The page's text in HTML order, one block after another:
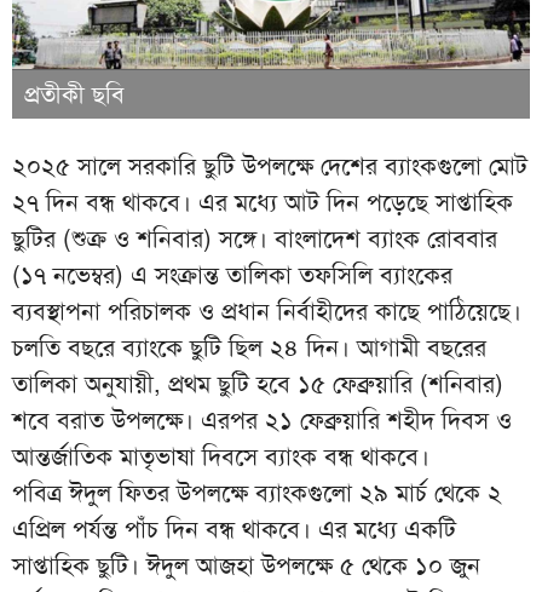
প্রতীকী ছবি
২০২৫ সালে সরকারি ছুটি উপলক্ষে দেশের ব্যাংকগুলো মোট
২৭ দিন বন্ধ থাকবে। এর মধ্যে আট দিন পড়েছে সাপ্তাহিক
ছুটির (শুক্র ও শনিবার) সঙ্গে। বাংলাদেশ ব্যাংক রোববার
(১৭ নভেম্বর) এ সংক্রান্ত তালিকা তফসিলি ব্যাংকের
ব্যবস্থাপনা পরিচালক ও প্রধান নির্বাহীদের কাছে পাঠিয়েছে।
চলতি বছরে ব্যাংকে ছুটি ছিল ২৪ দিন। আগামী বছরের
তালিকা অনুযায়ী, প্রথম ছুটি হবে ১৫ ফেব্রুয়ারি (শনিবার)
শবে বরাত উপলক্ষে। এরপর ২১ ফেব্রুয়ারি শহীদ দিবস ও
আন্তর্জাতিক মাতৃভাষা দিবসে ব্যাংক বন্ধ থাকবে।
পবিত্র ঈদুল ফিতর উপলক্ষে ব্যাংকগুলো ২৯ মার্চ থেকে ২
এপ্রিল পর্যন্ত পাঁচ দিন বন্ধ থাকবে। এর মধ্যে একটি
সাপ্তাহিক ছুটি। ঈদুল আজহা উপলক্ষে ৫ থেকে ১০ জুন